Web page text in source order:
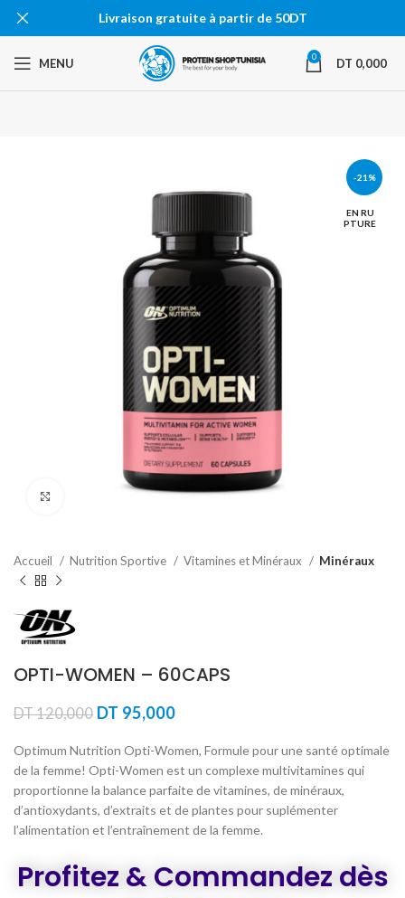
MENU 0 DT 0,000
-21%
EN RU
PTURE
Accueil Nutrition Sportive Vitamines et Minéraux Minéraux
OPTI-WOMEN – 60CAPS
DT120,000 Le
initial
était :
DT 120,000.
DT 95,000Le
actuel
est :
DT 95,000.
Optimum Nutrition Opti-Women, Formule pour une santé optimale
de la femme! Opti-Women est un complexe multivitamines qui
proportionne la balance parfaite de vitamines, de minéraux,
d’antioxydants, d’extraits et de plantes pour suplémenter
l’alimentation et l’entraînement de la femme.
Profitez & Commandez dès
Livraison gratuite à partir de 50DT